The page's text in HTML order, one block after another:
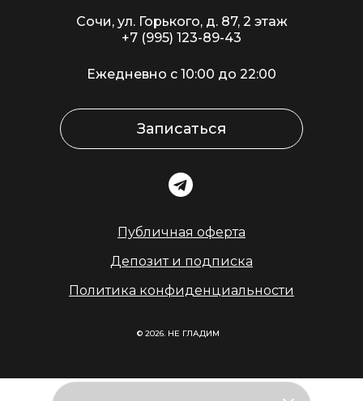
Сочи, ул. Горького, д. 87, 2 этаж
+7 (995) 123-89-43
Публичная оферта
Депозит и подписка
Политика конфиденциальности
Ежедневно с 10:00 до 22:00
© 2026. НЕ ГЛАДИМ
Записаться